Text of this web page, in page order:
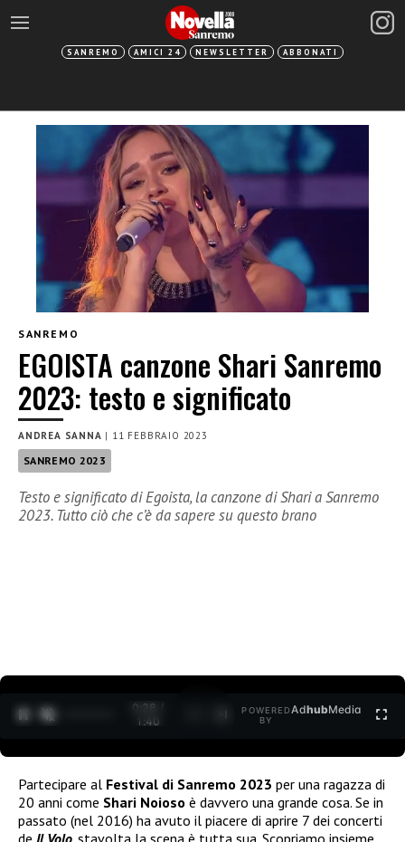
SANREMO AMICI 24 NEWSLETTER ABBONATI
SANREMO
EGOISTA canzone Shari Sanremo
2023: testo e significato
ANDREA SANNA | 11 FEBBRAIO 2023
SANREMO 2023
Testo e significato di Egoista, la canzone di Shari a Sanremo
2023. Tutto ciò che c’è da sapere su questo brano
0:30 /
1:40
POWERED
BY
AdhubMedia
Partecipare al Festival di Sanremo 2023 per una ragazza di
20 anni come Shari Noioso è davvero una grande cosa. Se in
passato (nel 2016) ha avuto il piacere di aprire 7 dei concerti
de Il Volo,stavolta la scena è tutta sua. Scopriamo insieme